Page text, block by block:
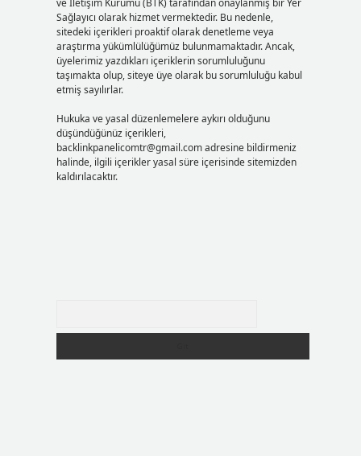
ve İletişim Kurumu (BTK) tarafından onaylanmış bir Yer
Sağlayıcı olarak hizmet vermektedir. Bu nedenle,
sitedeki içerikleri proaktif olarak denetleme veya
araştırma yükümlülüğümüz bulunmamaktadır. Ancak,
üyelerimiz yazdıkları içeriklerin sorumluluğunu
taşımakta olup, siteye üye olarak bu sorumluluğu kabul
etmiş sayılırlar.
Hukuka ve yasal düzenlemelere aykırı olduğunu
düşündüğünüz içerikleri,
backlinkpanelicomtr@gmail.comadresine bildirmeniz
halinde, ilgili içerikler yasal süre içerisinde sitemizden
kaldırılacaktır.